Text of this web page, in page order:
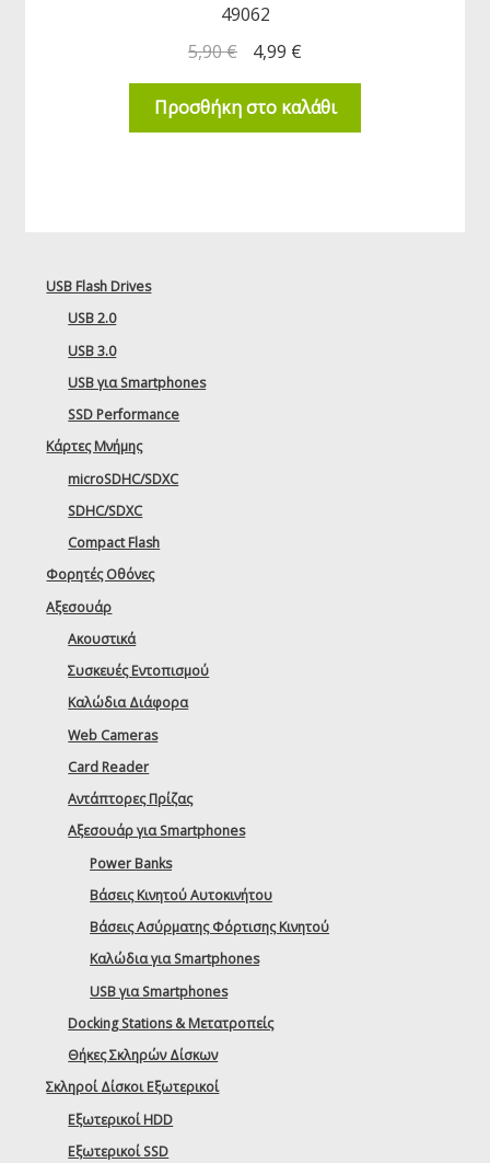
49062
5,90€ 4,99 €
Προσθήκη στο καλάθι
USB Flash Drives
USB 2.0
USB 3.0
USB για Smartphones
SSD Performance
Κάρτες Μνήμης
microSDHC/SDXC
SDHC/SDXC
Compact Flash
Φορητές Οθόνες
Αξεσουάρ
Ακουστικά
Συσκευές Εντοπισμού
Καλώδια Διάφορα
Web Cameras
Card Reader
Αντάπτορες Πρίζας
Αξεσουάρ για Smartphones
Power Banks
Βάσεις Κινητού Αυτοκινήτου
Βάσεις Ασύρματης Φόρτισης Κινητού
Καλώδια για Smartphones
USB για Smartphones
Docking Stations & Μετατροπείς
Θήκες Σκληρών Δίσκων
Σκληροί Δίσκοι Εξωτερικοί
Εξωτερικοί HDD
Εξωτερικοί SSD